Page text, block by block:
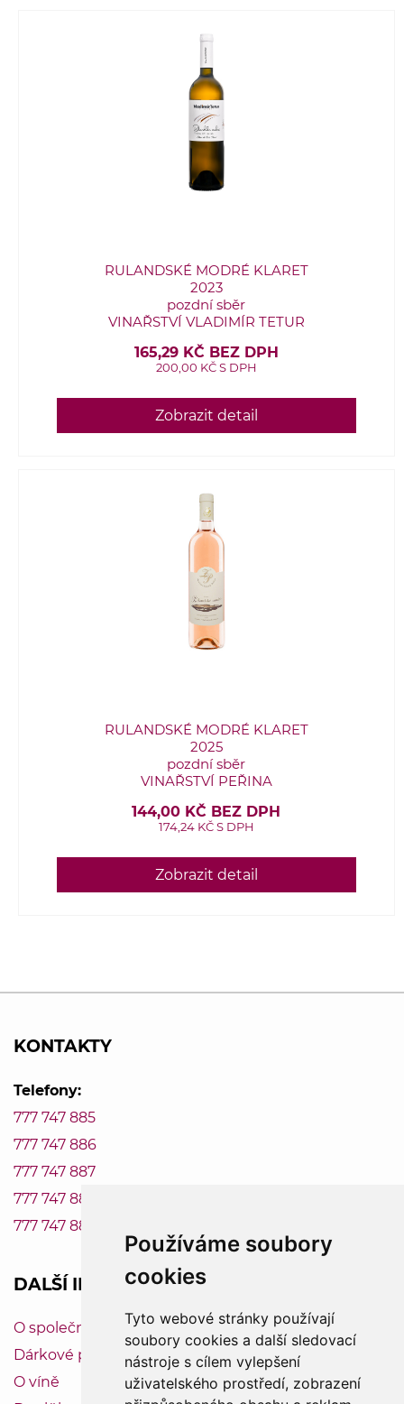
Používáme soubory
cookies
Tyto webové stránky používají
soubory cookies a další sledovací
nástroje s cílem vylepšení
uživatelského prostředí, zobrazení
RULANDSKÉ MODRÉ KLARET
2023
pozdní sběr
VINAŘSTVÍ VLADIMÍR TETUR
165,29 KČ BEZ DPH
200,00 KČ S DPH
Zobrazit detail
RULANDSKÉ MODRÉ KLARET
2025
pozdní sběr
VINAŘSTVÍ PEŘINA
144,00 KČ BEZ DPH
174,24 KČ S DPH
Zobrazit detail
KONTAKTY
Telefony:
777 747 885
777 747 886
777 747 887
777 747 888
777 747 889
DALŠÍ INFORMACE
O společnosti Vinum-Bonum
Dárkové poukazy
O víně